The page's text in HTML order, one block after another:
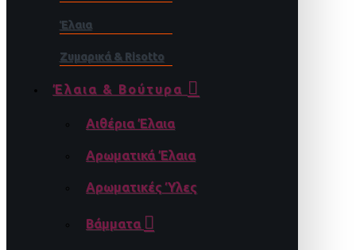
Έλαια
Ζυμαρικά & Risotto
Έλαια & Βούτυρα
Αιθέρια Έλαια
Αρωματικά Έλαια
Αρωματικές Ύλες
Βάμματα